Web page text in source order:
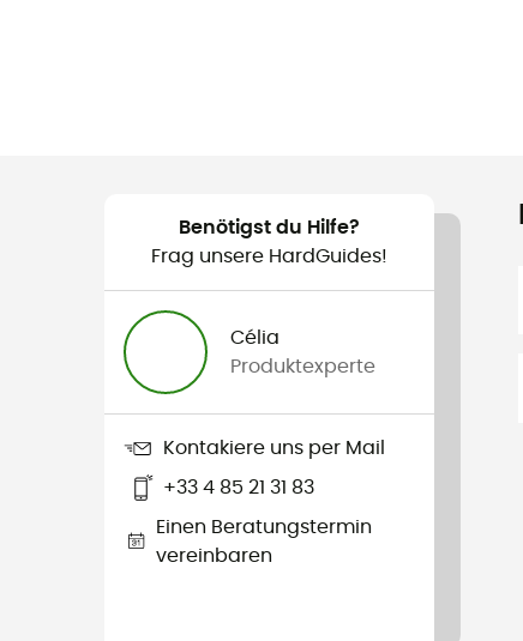
Benötigst du Hilfe?
Frag unsere HardGuides!
Célia
Produktexperte
Kontakiere uns per Mail
+33 4 85 21 31 83
Einen Beratungstermin
vereinbaren